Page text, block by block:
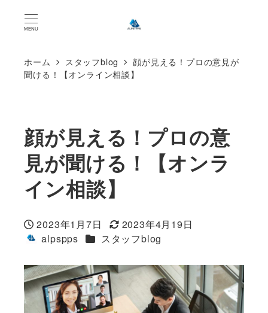
MENU
ホーム スタッフblog
顔が見える！プロの意見が
聞ける！【オンライン相談】
顔が見える！プロの意
見が聞ける！【オンラ
イン相談】
投稿日
2023年1月7日 更新日
2023年4月19日
著 alpspps カテゴリー
スタッフblog